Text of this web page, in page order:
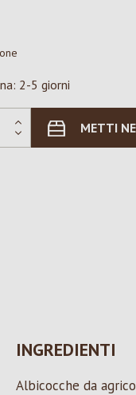
2-5 giorni
METTI
INGREDIENTI
Albicocche da